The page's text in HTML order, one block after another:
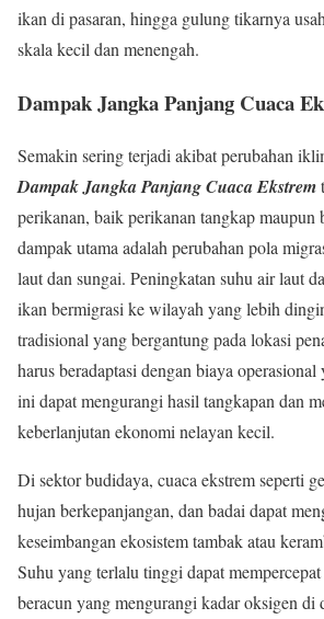
ikan di pasaran, hingga gulung tikarnya
skala kecil dan menengah.
Dampak Jangka Panjang Cuaca
Semakin sering terjadi akibat perubahan
Dampak Jangka Panjang Cuaca Ekstrem
perikanan, baik perikanan tangkap maupun
dampak utama adalah perubahan pola
laut dan sungai. Peningkatan suhu air laut
ikan bermigrasi ke wilayah yang lebih
tradisional yang bergantung pada lokasi
harus beradaptasi dengan biaya
ini dapat mengurangi hasil tangkapan dan
keberlanjutan ekonomi nelayan kecil.
Di sektor budidaya, cuaca ekstrem seperti
hujan berkepanjangan, dan badai dapat
keseimbangan ekosistem tambak atau
Suhu yang terlalu tinggi dapat
beracun yang mengurangi kadar oksigen di